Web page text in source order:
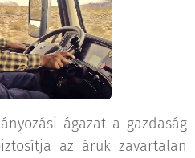
ágazat a gazdaság
az áruk zavartalan